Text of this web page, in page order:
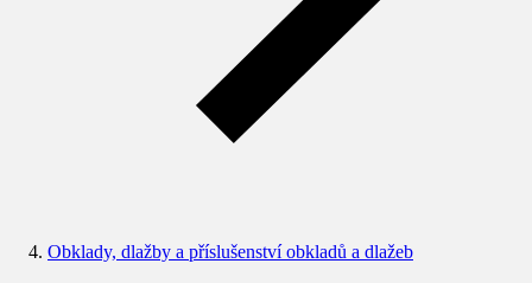
Obklady, dlažby a příslušenství obkladů a dlažeb